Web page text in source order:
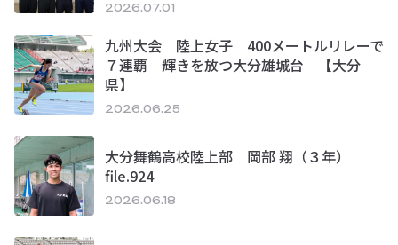
2026.07.01
九州大会 陸上女子 400メートルリレーで
７連覇 輝きを放つ大分雄城台 【大分
県】
2026.06.25
大分舞鶴高校陸上部 岡部 翔（３年）
file.924
2026.06.18